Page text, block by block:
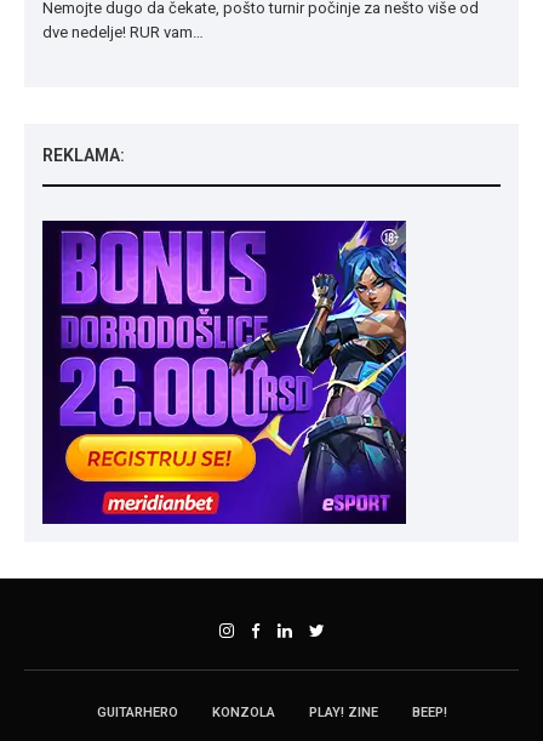
Nemojte dugo da čekate, pošto turnir počinje za nešto više od
dve nedelje! RUR vam…
REKLAMA:
GUITARHERO KONZOLA PLAY! ZINE BEEP!